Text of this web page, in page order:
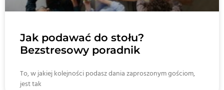
Jak podawać do stołu?
Bezstresowy poradnik
To, w jakiej kolejności podasz dania zaproszonym gościom,
jest tak